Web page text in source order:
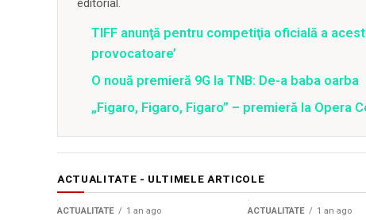
editorial.
TIFF anunţă pentru competiţia oficială a
provocatoare’
O nouă premieră 9G la TNB: De-a baba oarba
„Figaro, Figaro, Figaro” – premieră la Opera
ACTUALITATE - ULTIMELE ARTICOLE
ACTUALITATE 1 an ago ACTUALITATE 1 an ago